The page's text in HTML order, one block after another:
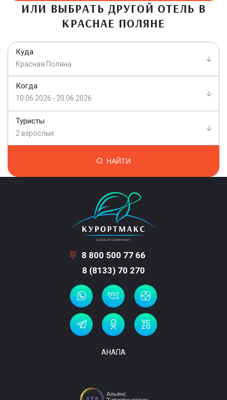
ИЛИ ВЫБРАТЬ ДРУГОЙ ОТЕЛЬ В
КРАСНАЕ ПОЛЯНЕ
Куда
Красная Поляна
Когда
10.06.2026 - 20.06.2026
Туристы
2 взрослых
НАЙТИ
8 800 500 77 66
8 (8133) 70 270
АНАПА